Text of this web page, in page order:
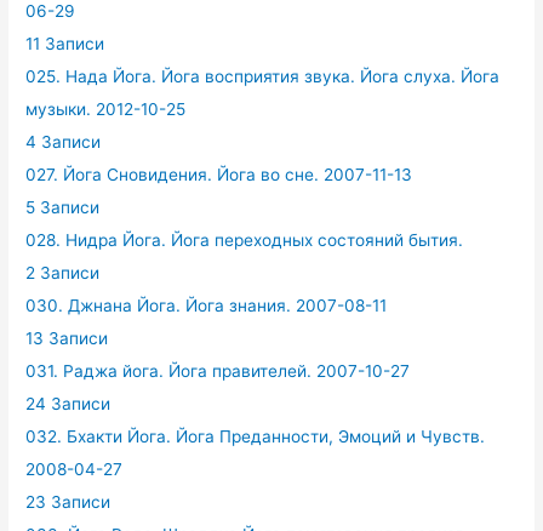
06-29
11 Записи
025. Нада Йога. Йога восприятия звука. Йога слуха. Йога
музыки. 2012-10-25
4 Записи
027. Йога Сновидения. Йога во сне. 2007-11-13
5 Записи
028. Нидра Йога. Йога переходных состояний бытия.
2 Записи
030. Джнана Йога. Йога знания. 2007-08-11
13 Записи
031. Раджа йога. Йога правителей. 2007-10-27
24 Записи
032. Бхакти Йога. Йога Преданности, Эмоций и Чувств.
2008-04-27
23 Записи